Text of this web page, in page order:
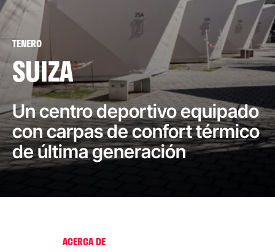
TENERO
SUIZA
Un centro deportivo equipado
con carpas de confort térmico
de última generación
ACERCA DE